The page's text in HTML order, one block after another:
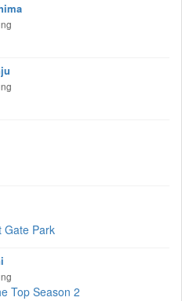
Gate Park
Top Season 2